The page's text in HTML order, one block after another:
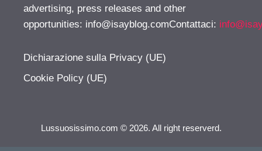
advertising, press releases and other
opportunities: info@isayblog.comContattaci:
Dichiarazione sulla Privacy (UE)
Cookie Policy (UE)
Lussuosissimo.com © 2026. All right reserverd.